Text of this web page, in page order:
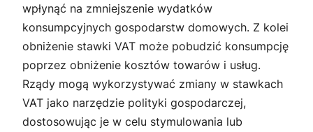
wpłynąć na zmniejszenie wydatków
konsumpcyjnych gospodarstw domowych. Z kolei
obniżenie stawki VAT może pobudzić konsumpcję
poprzez obniżenie kosztów towarów i usług.
Rządy mogą wykorzystywać zmiany w stawkach
VAT jako narzędzie polityki gospodarczej,
dostosowując je w celu stymulowania lub